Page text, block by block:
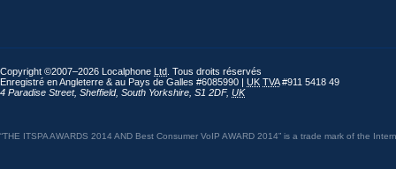
Copyright ©2007–2026 Localphone Ltd . Tous droits réservés
Enregistré en Angleterre & au Pays de Galles #6085990 | UK TVA#911 5418 49
4 Paradise Street, Sheffield, South Yorkshire S1 2DF, UK
“THE ITSPA AWARDS 2014 AND Best Consumer VoIP AWARD 2014” is a trade mark of the